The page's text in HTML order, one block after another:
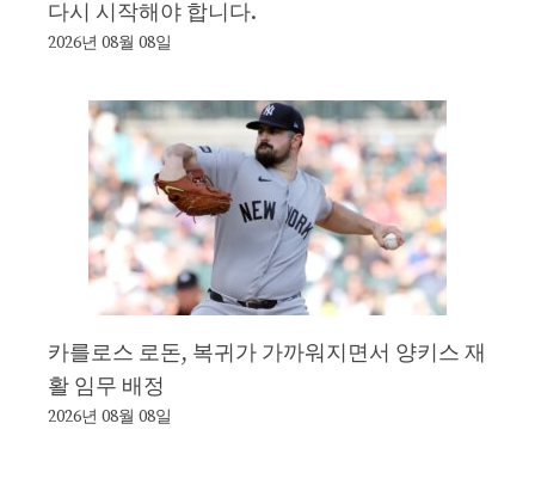
다시 시작해야 합니다.
2026년 08월 08일
카를로스 로돈, 복귀가 가까워지면서 양키스 재
활 임무 배정
2026년 08월 08일